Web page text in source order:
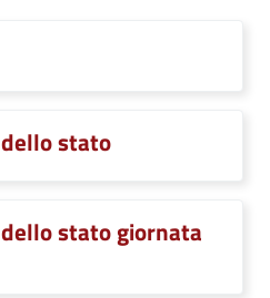
stato
stato giornata